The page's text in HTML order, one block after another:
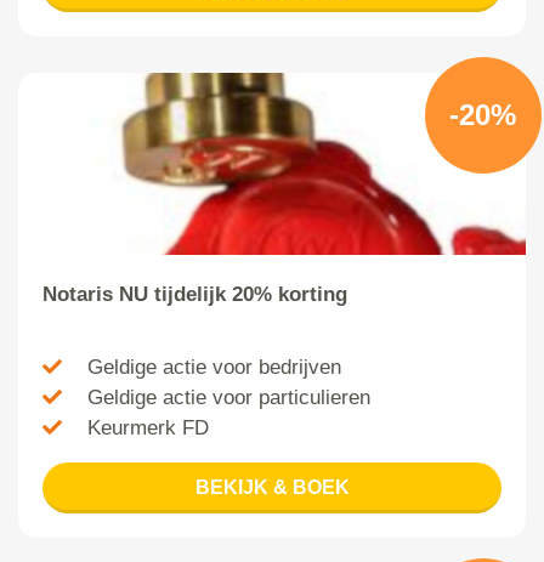
-20%
Notaris NU tijdelijk 20% korting
Geldige actie voor bedrijven
Geldige actie voor particulieren
Keurmerk FD
BEKIJK & BOEK